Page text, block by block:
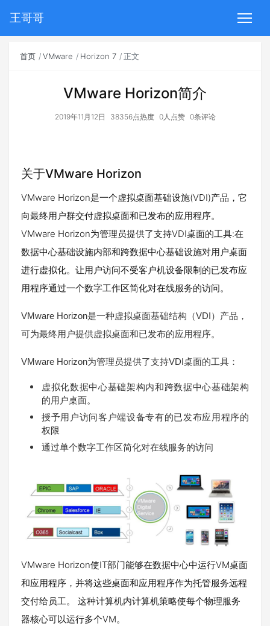
王哥哥
首页 VMware Horizon 7 正文
VMware Horizon简介
2019年11月12日 38356点热度 0人点赞 0条评论
关于VMware Horizon
VMware Horizon是一个虚拟桌面基础设施(VDI)产品，它
向最终用户群交付虚拟桌面和已发布的应用程序。
VMware Horizon为管理员提供了支持VDI桌面的工具:在
数据中心基础设施内部和跨数据中心基础设施对用户桌面
进行虚拟化。让用户访问不受客户机设备限制的已发布应
用程序通过一个数字工作区简化对在线服务的访问。
VMware Horizon是一种虚拟桌面基础结构（VDI）产品，
可为最终用户提供虚拟桌面和已发布的应用程序。
VMware Horizon为管理员提供了支持VDI桌面的工具：
虚拟化数据中心基础架构内和跨数据中心基础架构
的用户桌面。
授予用户访问客户端设备专有的已发布应用程序的
权限
通过单个数字工作区简化对在线服务的访问
VMware Horizon使IT部门能够在数据中心中运行VM桌面
和应用程序，并将这些桌面和应用程序作为托管服务远程
交付给员工。 这种计算机内计算机策略使每个物理服务
器核心可以运行多个VM。